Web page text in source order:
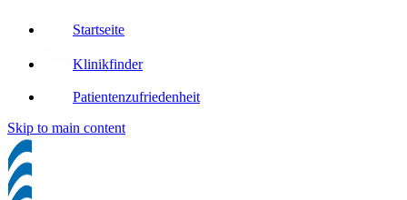
Startseite
Klinikfinder
Patientenzufriedenheit
Skip to main content